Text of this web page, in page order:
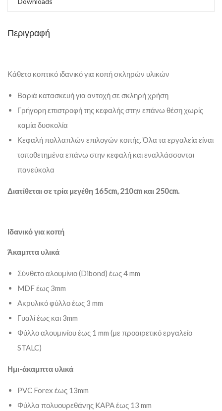
Περιγραφή
Κάθετο κοπτικό ιδανικό για κοπή σκληρών υλικών
Βαριά κατασκευή για αντοχή σε σκληρή χρήση
Γρήγορη επιστροφή της κεφαλής στην επάνω θέση χωρίς
καμία δυσκολία
Κεφαλή πολλαπλών επιλογών κοπής. Όλα τα εργαλεία είναι
τοποθετημένα επάνω στην κεφαλή και εναλλάσσονται
πανεύκολα
Διατίθεται σε τρία μεγέθη 165cm, 210cm και 250cm.
Ιδανικό για κοπή
Άκαμπτα υλικά
Σύνθετο αλουμίνιο (Dibond) έως 4 mm
MDF έως 3mm
Ακρυλικό φύλλο έως 3 mm
Γυαλί έως και 3mm
Φύλλο αλουμινίου έως 1 mm (με προαιρετικό εργαλείο
STALC)
Ημι-άκαμπτα υλικά
PVC Forex έως 13mm
Φύλλα πολυουρεθάνης KAPA έως 13 mm